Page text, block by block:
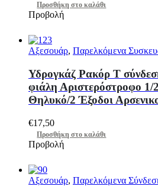
Προσθήκη στο καλάθι
Προβολή
Αξεσουάρ, Παρελκόμενα
Υδρογκάζ Ρακόρ Τ
φιάλη Αριστερόστροφο 1/
Θηλυκό/2 Έξοδοι
€17,50
Προσθήκη στο καλάθι
Προβολή
Αξεσουάρ, Παρελκόμενα